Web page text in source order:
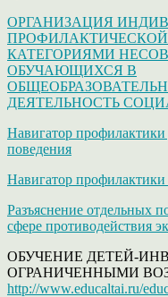
ОРГАНИЗАЦИЯ
КАТЕГОРИЯМИ
ОБУЧАЮЩИХСЯ В
ДЕЯТЕЛЬНОСТЬ
Навигатор
поведения
Навигатор
Разъяснение
сфере противодействия
ОБУЧЕНИЕ ДЕТЕЙ-
ОГРАНИЧЕННЫМИ
http://www.educaltai.ru/